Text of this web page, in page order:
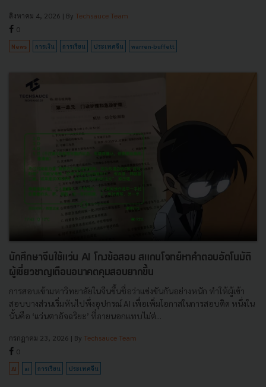
สิงหาคม 4, 2026 | By Techsauce Team
0
News การเงิน การเรียน ประเทศจีน warren-buffett
นักศึกษาจีนใช้แว่น AI โกงข้อสอบ สแกนโจทย์หาคำตอบอัตโนมัติ
ผู้เชี่ยวชาญเตือนอนาคตคุมสอบยากขึ้น
การสอบเข้ามหาวิทยาลัยในจีนขึ้นชื่อว่าแข่งขันกันอย่างหนัก ทำให้ผู้เข้า
สอบบางส่วนเริ่มหันไปพึ่งอุปกรณ์ AI เพื่อเพิ่มโอกาสในการสอบติด หนึ่งใน
นั้นคือ ‘แว่นตาอัจฉริยะ’ ที่ภายนอกแทบไม่ต่...
กรกฎาคม 23, 2026 | By Techsauce Team
0
AI ai การเรียน ประเทศจีน